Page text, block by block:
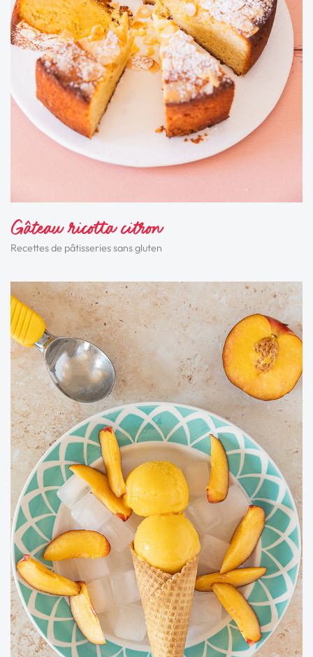
Gâteau ricotta citron
Recettes de pâtisseries sans gluten